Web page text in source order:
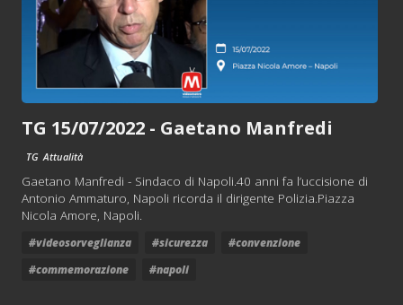
TG 15/07/2022 - Gaetano Manfredi
TG Attualità
Gaetano Manfredi - Sindaco di Napoli.40 anni fa l’uccisione di
Antonio Ammaturo, Napoli ricorda il dirigente Polizia.Piazza
Nicola Amore, Napoli.
#videosorveglianza #sicurezza
#convenzione
#commemorazione
#napoli